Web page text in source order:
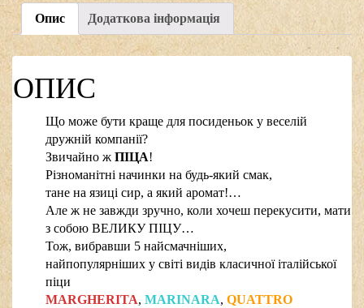
Опис Додаткова інформація
ОПИС
Що може бути краще для посиденьок у веселій
дружній компанії?
Звичайно ж ПІЦА!
Різноманітні начинки на будь-який смак,
тане на язиці сир, а який аромат!…
Але ж не завжди зручно, коли хочеш перекусити, мати
з собою ВЕЛИКУ ПІЦУ…
Тож, вибравши 5 найсмачніших,
найпопулярніших у світі видів класичної італійської
піци
MARGHERITA, MARINARA, QUATTRO